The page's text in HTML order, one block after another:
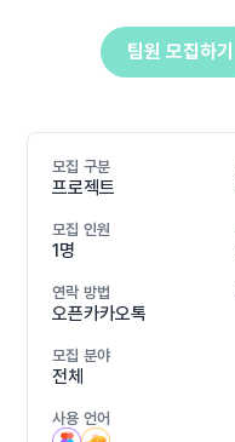
팀원 모집하기
모집 구분
프로젝트
모집 인원
1명
연락 방법
오픈카카오톡
모집 분야
전체
사용 언어